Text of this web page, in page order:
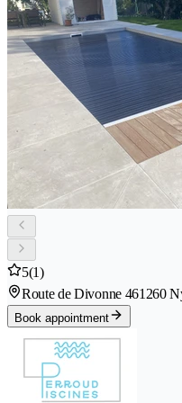
5(1)
Route de Divonne 461260
Book appointment